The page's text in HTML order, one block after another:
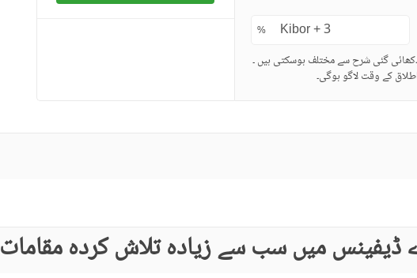
%
گئی شرح سے مختلف ہوسکتی ہیں ۔
کے وقت لاگو ہوگی۔
ڈیفینس میں سب سے زیادہ تلاش کردہ مقامات